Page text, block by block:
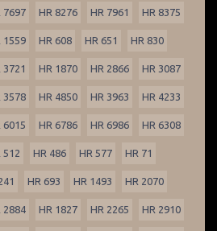
7697 HR 8276 HR 7961 HR 8375
1559 HR 608 HR 651 HR 830
3721 HR 1870 HR 2866 HR 3087
3578 HR 4850 HR 3963 HR 4233
6015 HR 6786 HR 6986 HR 6308
512 HR 486 HR 577 HR 71
HR 693 HR 1493 HR 2070
2884 HR 1827 HR 2265 HR 2910